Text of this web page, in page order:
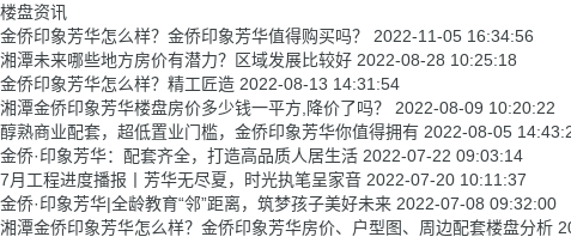
楼盘资讯
金侨印象芳华怎么样？金侨印象芳华值得购买吗？
2022-11-05 16:34:56
湘潭未来哪些地方房价有潜力？区域发展比较好 2022-08-28 10:25:18
金侨印象芳华怎么样？精工匠造 2022-08-13 14:31:54
湘潭金侨印象芳华楼盘房价多少钱一平方,降价了吗？
2022-08-09 10:20:22
醇熟商业配套，超低置业门槛，金侨印象芳华你值得拥有 2022-08-05
金侨·印象芳华：配套齐全，打造高品质人居生活 2022-07-22 09:03:14
7月工程进度播报丨芳华无尽夏，时光执笔呈家音 2022-07-20 10:11:37
金侨·印象芳华|全龄教育“邻”距离，筑梦孩子美好未来 2022-07-08 09:32:00
湘潭金侨印象芳华怎么样？金侨印象芳华房价、户型图、周边配套楼盘分析